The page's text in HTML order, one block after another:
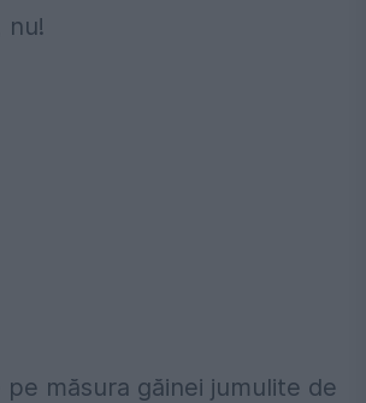
nu!
pe măsura găinei jumulite de